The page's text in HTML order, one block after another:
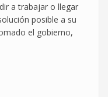
a trabajar o llegar
posible a su
el gobierno,